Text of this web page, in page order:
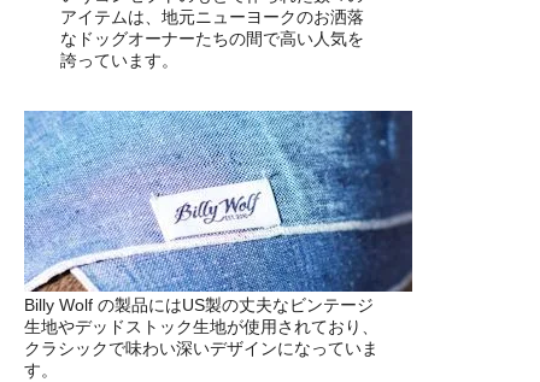
アイテムは、地元ニューヨークのお洒落
なドッグオーナーたちの間で高い人気を
誇っています。
Billy Wolf の製品にはUS製の丈夫なビンテージ
生地やデッドストック生地が使用されており、
クラシックで味わい深いデザインになっていま
す。